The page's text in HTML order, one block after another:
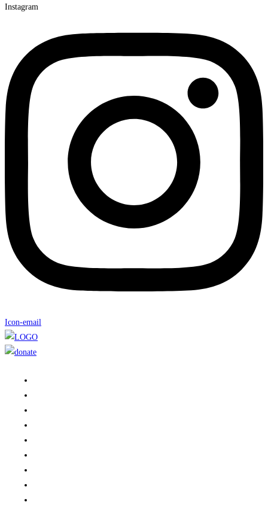
Instagram
Icon-email